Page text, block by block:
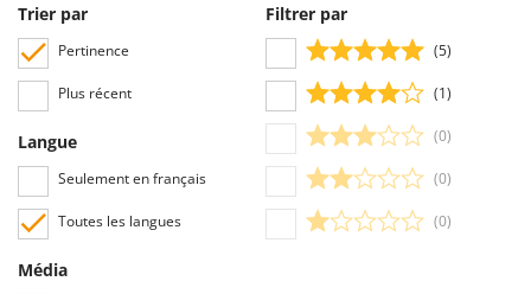
Trier par
Pertinence
Plus récent
Langue
Seulement en français
Toutes les langues
Média
Filtrer par
(5)
(1)
(0)
(0)
(0)